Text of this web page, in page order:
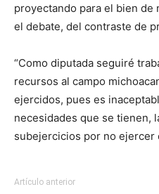
proyectando para el bien de
el debate, del contraste de
“Como diputada seguiré
recursos al campo
ejercidos, pues es
necesidades que se tienen,
subejercicios por no ejercer
Artículo anterior